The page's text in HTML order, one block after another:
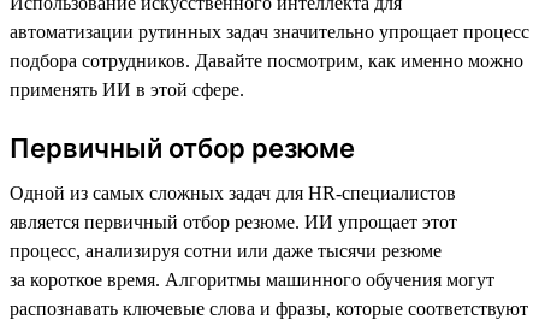
автоматизации рутинных задач значительно упрощает процесс
подбора сотрудников. Давайте посмотрим, как именно можно
применять ИИ в этой сфере.
Первичный отбор резюме
Одной из самых сложных задач для HR-специалистов
является первичный отбор резюме. ИИ упрощает этот
процесс, анализируя сотни или даже тысячи резюме
за короткое время. Алгоритмы машинного обучения могут
распознавать ключевые слова и фразы, которые соответствуют